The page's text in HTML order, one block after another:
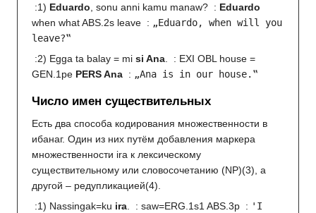
:1) Eduardo , sonu anni kamu manaw? : Eduardo
when what ABS.2s leave : „Eduardo, when will you
leave?‟
:2) Egga ta balay = mi si Ana
: EXI OBL house =
GEN.1pe PERS Ana : „Ana is in our house.‟
Число имен существительных
Есть два способа кодирования множественности в
ибанаг. Один из них путём добавления маркера
множественности ira к лексическому
существительному или словосочетанию (NP)(3), а
другой – редупликацией(4).
:1) Nassingak=ku ira. : saw=ERG.1s1 ABS.3p : 'I